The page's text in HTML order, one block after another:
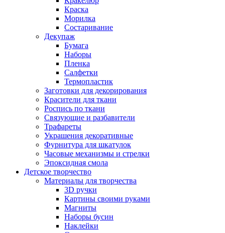
Краска
Морилка
Состаривание
Декупаж
Бумага
Наборы
Пленка
Салфетки
Термопластик
Заготовки для декорирования
Красители для ткани
Роспись по ткани
Связующие и разбавители
Трафареты
Украшения декоративные
Фурнитура для шкатулок
Часовые механизмы и стрелки
Эпоксидная смола
Детское творчество
Материалы для творчества
3D ручки
Картины своими руками
Магниты
Наборы бусин
Наклейки